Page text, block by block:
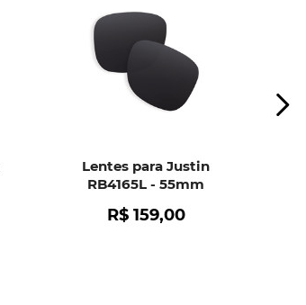
Lentes para Justin
RB4165L - 55mm
R$ 159,00